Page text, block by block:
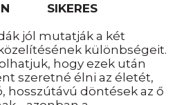
SIKERES
jól mutatják a két
különbségeit.
hogy ezek után
szeretné élni az életét,
hosszútávú döntések az ő